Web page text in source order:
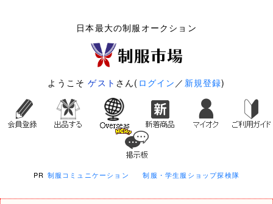
日本最大の制服オークション
ようこそゲスト さん( ログイン ／ 新規登録)
PR 制服コミュニケーション 制服・学生服ショップ探検隊